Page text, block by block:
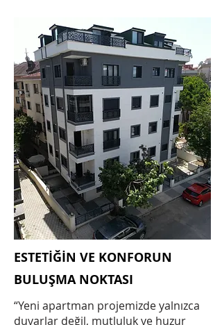
ESTETİĞİN VE KONFORUN
BULUŞMA NOKTASI
“Yeni apartman projemizde yalnızca
duvarlar değil, mutluluk ve huzur